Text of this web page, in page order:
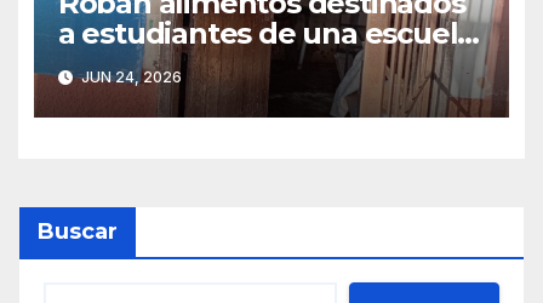
a estudiantes de una escuela
de Belén
JUN 24, 2026
Buscar